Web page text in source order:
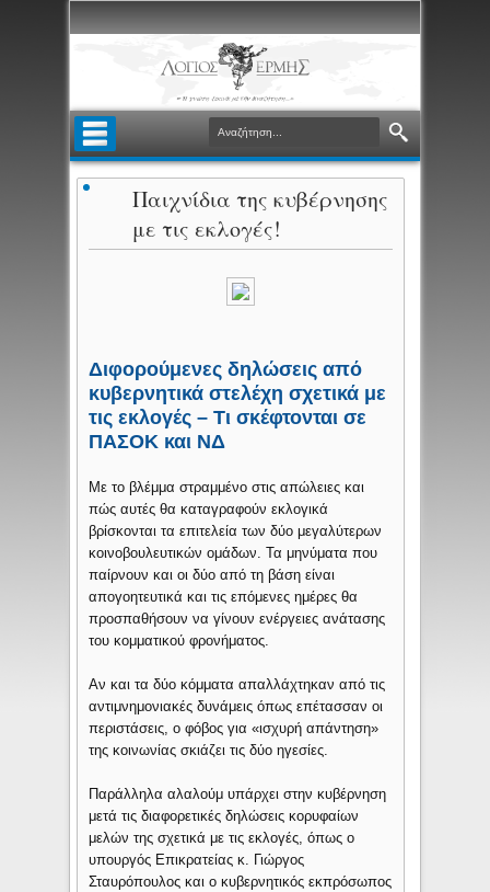
Παιχνίδια της κυβέρνησης
με τις εκλογές!
Διφορούμενες δηλώσεις από
κυβερνητικά στελέχη σχετικά με
τις εκλογές – Τι σκέφτονται σε
ΠΑΣΟΚ και ΝΔ
Με το βλέμμα στραμμένο στις απώλειες και
πώς αυτές θα καταγραφούν εκλογικά
βρίσκονται τα επιτελεία των δύο μεγαλύτερων
κοινοβουλευτικών ομάδων. Τα μηνύματα που
παίρνουν και οι δύο από τη βάση είναι
απογοητευτικά και τις επόμενες ημέρες θα
προσπαθήσουν να γίνουν ενέργειες ανάτασης
του κομματικού φρονήματος.
Αν και τα δύο κόμματα απαλλάχτηκαν από τις
αντιμνημονιακές δυνάμεις όπως επέτασσαν οι
περιστάσεις, ο φόβος για «ισχυρή απάντηση»
της κοινωνίας σκιάζει τις δύο ηγεσίες.
Παράλληλα αλαλούμ υπάρχει στην κυβέρνηση
μετά τις διαφορετικές δηλώσεις κορυφαίων
μελών της σχετικά με τις εκλογές, όπως ο
υπουργός Επικρατείας κ. Γιώργος
Σταυρόπουλος και ο κυβερνητικός εκπρόσωπος